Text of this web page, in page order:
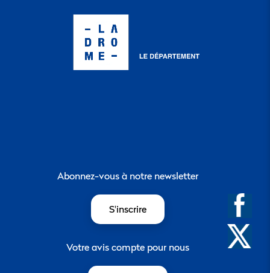
Abonnez-vous à notre newsletter
S'inscrire
Votre avis compte pour nous